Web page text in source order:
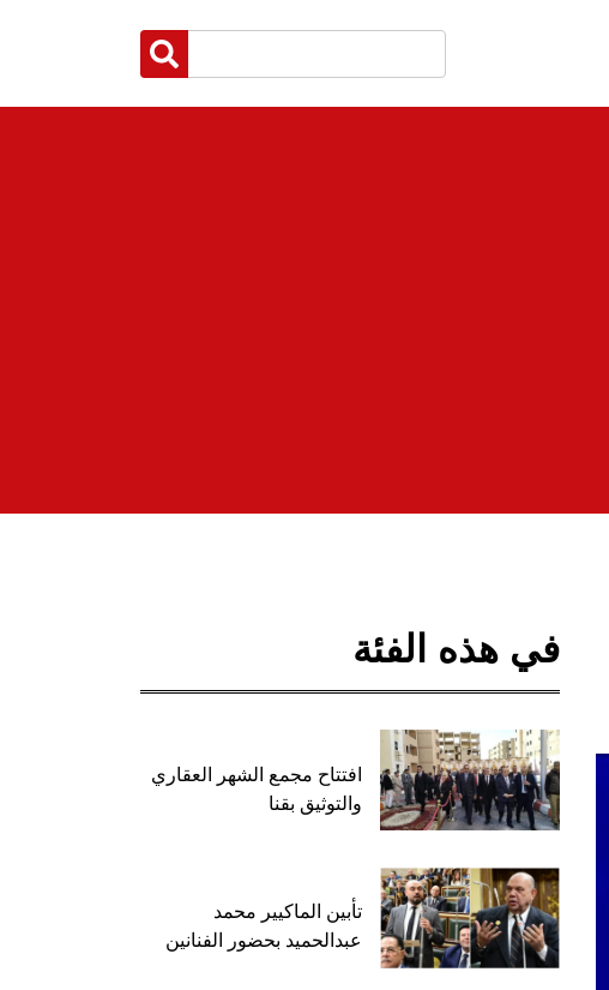
في هذه الفئة
افتتاح مجمع الشهر العقاري
والتوثيق بقنا
تأبين الماكيير محمد
عبدالحميد بحضور الفنانين